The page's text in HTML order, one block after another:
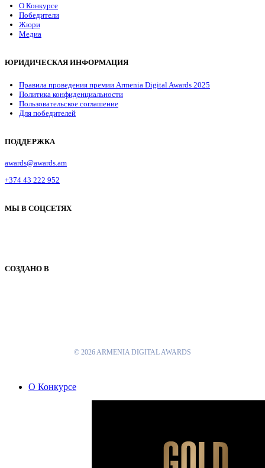
О Конкурсе
Победители
Жюри
Медиа
ЮРИДИЧЕСКАЯ ИНФОРМАЦИЯ
Правила проведения премии Armenia Digital Awards 2025
Политика конфиденциальности
Пользовательское соглашение
Для победителей
ПОДДЕРЖКА
awards@awards.am
+374 43 222 952
МЫ В СОЦСЕТЯХ
СОЗДАНО В
© 2026 ARMENIA DIGITAL AWARDS
Close
О Конкурсе